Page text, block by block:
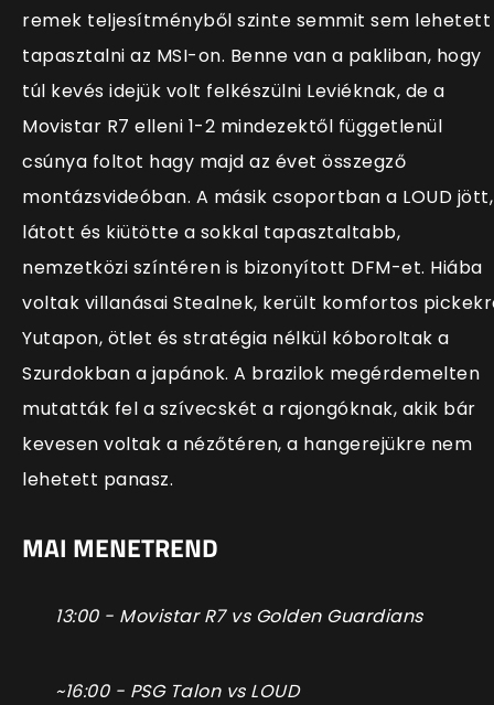
remek teljesítményből szinte semmit sem lehetett
tapasztalni az MSI-on. Benne van a pakliban, hogy
túl kevés idejük volt felkészülni Leviéknak, de a
Movistar R7 elleni 1-2 mindezektől függetlenül
csúnya foltot hagy majd az évet összegző
montázsvideóban. A másik csoportban a LOUD jött,
látott és kiütötte a sokkal tapasztaltabb,
nemzetközi színtéren is bizonyított DFM-et. Hiába
voltak villanásai Stealnek, került komfortos
Yutapon, ötlet és stratégia nélkül kóboroltak a
Szurdokban a japánok. A brazilok megérdemelten
mutatták fel a szívecskét a rajongóknak, akik bár
kevesen voltak a nézőtéren, a hangerejükre nem
lehetett panasz.
MAI MENETREND
13:00 - Movistar R7 vs Golden Guardians
~16:00 - PSG Talon vs LOUD